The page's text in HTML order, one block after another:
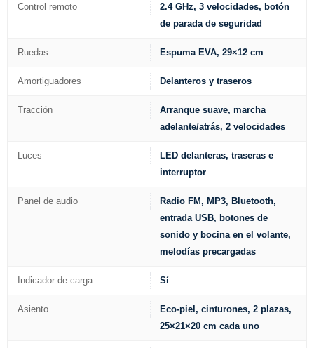
Control remoto
2.4 GHz, 3 velocidades, botón
de parada de seguridad
Ruedas Espuma EVA, 29×12 cm
Amortiguadores Delanteros y traseros
Tracción
Arranque suave, marcha
adelante/atrás, 2 velocidades
Luces
LED delanteras, traseras e
interruptor
Panel de audio
Radio FM, MP3, Bluetooth,
entrada USB, botones de
sonido y bocina en el volante,
melodías precargadas
Indicador de carga Sí
Asiento
Eco-piel, cinturones, 2 plazas,
25×21×20 cm cada uno